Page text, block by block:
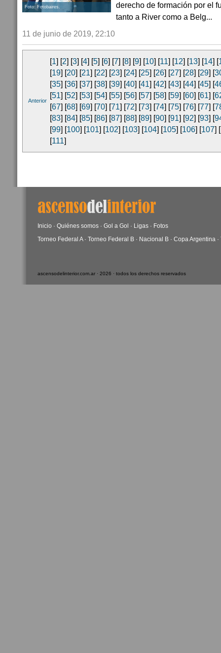
Foto: Fotobaires.
derecho de formación por el
tanto a River como a Belg...
11 de junio de 2019, 22:10
Anterior
[1] [2] [3] [4] [5] [6] [7] [8] [9] [10] [11] [12] [13] [14] [
[19] [20] [21] [22] [23] [24] [25] [26] [27] [28] [29] [
[35] [36] [37] [38] [39] [40] [41] [42] [43] [44] [45] [
[51] [52] [53] [54] [55] [56] [57] [58] [59] [60] [61] [
[67] [68] [69] [70] [71] [72] [73] [74] [75] [76] [77] [
[83] [84] [85] [86] [87] [88] [89] [90] [91] [92] [93] [
[99] [100] [101] [102] [103] [104] [105] [106] [107] [
[111]
Inicio · Quiénes somos · Gol a Gol · Ligas · Fotos
Torneo Federal A· Torneo Federal B · Nacional B · Copa Argentina ·
ascensodelinterior.com.ar · 2026 · todos los derechos reservados